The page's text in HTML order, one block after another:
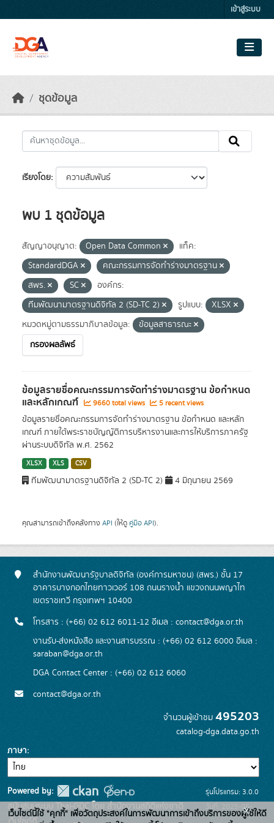
เข้าสู่ระบบ
ชุดข้อมูล
เรียงโดย
พบ 1 ชุดข้อมูล
สัญญาอนุญาต: Open Data Common
แท็ค:
StandardDGA
คณะกรรมการจัดทำร่างมาตรฐาน
สพร.
SC
องค์กร:
ทีมพัฒนามาตรฐานดิจิทัล 2 (SD-TC 2)
รูปแบบ:
XLSX
หมวดหมู่ตามธรรมาภิบาลข้อมูล:
ข้อมูลสาธารณะ
กรองผลลัพธ์
ข้อมูลรายชื่อคณะกรรมการจัดทำร่างมาตรฐาน ข้อกำหนด
และหลักเกณฑ์ 9660 total views 5 recent views
ข้อมูลรายชื่อคณะกรรมการจัดทำร่างมาตรฐาน ข้อกำหนด และหลัก
เกณฑ์ ภายใต้พระราชบัญญัติการบริหารงานและการให้บริการภาครัฐ
ผ่านระบบดิจิทัล พ.ศ. 2562
XLSX XLS CSV
ทีมพัฒนามาตรฐานดิจิทัล 2 (SD-TC 2) 4 มิถุนายน 2569
คุณสามารถเข้าถึงคลังทาง API (ให้ดู คู่มือ API).
สำนักงานพัฒนารัฐบาลดิจิทัล (องค์การมหาชน) (สพร.) ชั้น 17
อาคารบางกอกไทยทาวเวอร์ 108 ถนนรางน้ำ แขวงถนนพญาไท
เขตราชเทวี กรุงเทพฯ 10400
โทรสาร : (+66) 02 612 6011-12 อีเมล : contact@dga.or.th
งานรับ-ส่งหนังสือ และงานสารบรรณ : (+66) 02 612 6000 อีเมล :
saraban@dga.or.th
DGA Contact Center : (+66) 02 612 6060
contact@dga.or.th
จำนวนผู้เข้าชม 495203
catalog-dga.data.go.th
ภาษา
Powered by:
สนับสนุนระบบ Thai-GDC โดย สำนักงานสถิติแห่งชาติ
รุ่นโปรแกรม: 3.0.0
วันที่: 2025-06-
เว็บไซต์นี้ใช้ "คุกกี้" เพื่อวัตถุประสงค์ในการพัฒนาการเข้าถึงบริการของผู้ใช้ให้ดี
x